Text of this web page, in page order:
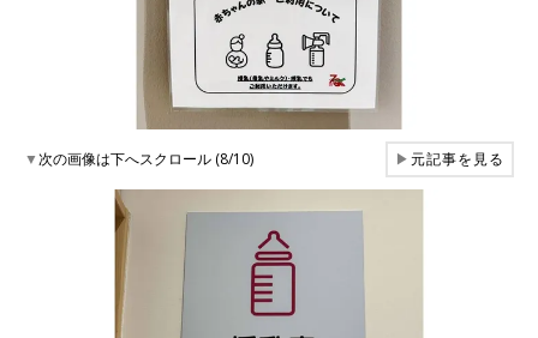
▼次の画像は下へスクロール (8/10) ▶元記事を見る